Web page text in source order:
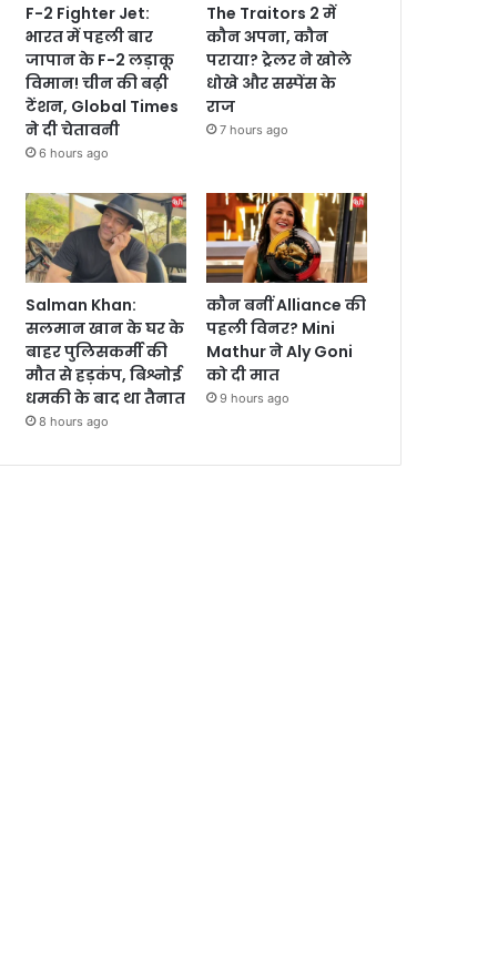
F-2 Fighter Jet:
भारत में पहली बार
जापान के F-2 लड़ाकू
विमान! चीन की बढ़ी
टेंशन, Global Times
ने दी चेतावनी
6 hours ago
The Traitors 2 में
कौन अपना, कौन
पराया? ट्रेलर ने खोले
धोखे और सस्पेंस के
राज
7 hours ago
Salman Khan:
सलमान खान के घर के
बाहर पुलिसकर्मी की
मौत से हड़कंप, बिश्नोई
धमकी के बाद था तैनात
8 hours ago
कौन बनीं Alliance की
पहली विनर? Mini
Mathur ने Aly Goni
को दी मात
9 hours ago